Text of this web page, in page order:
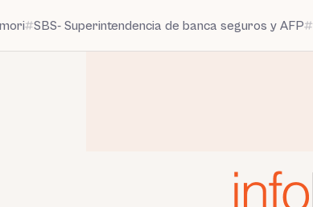
SBS- Superintendencia de banca seguros y AFP